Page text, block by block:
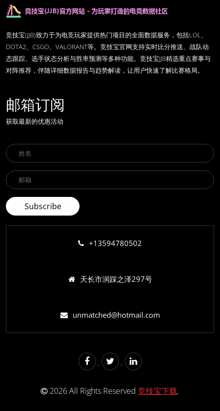
竞技宝(JJB)致力于为电竞玩家提供热门项目的全面数据服务，包括LOL、
DOTA2、CSGO、VALORANT等。竞技宝官网支持实时比分推送、战队动
态跟踪、选手状态分析与胜率预测等多种功能。竞技宝JJB精选重点赛事与
对阵推荐，伴随详细数据报告与趋势解读，让用户快速了解比赛格局。
邮箱订阅
获取最新的优惠活动
+13594780502
天长市润踩之泽297号
unmatched@hotmail.com
2026 All Rights Reserved 竞技宝下载.